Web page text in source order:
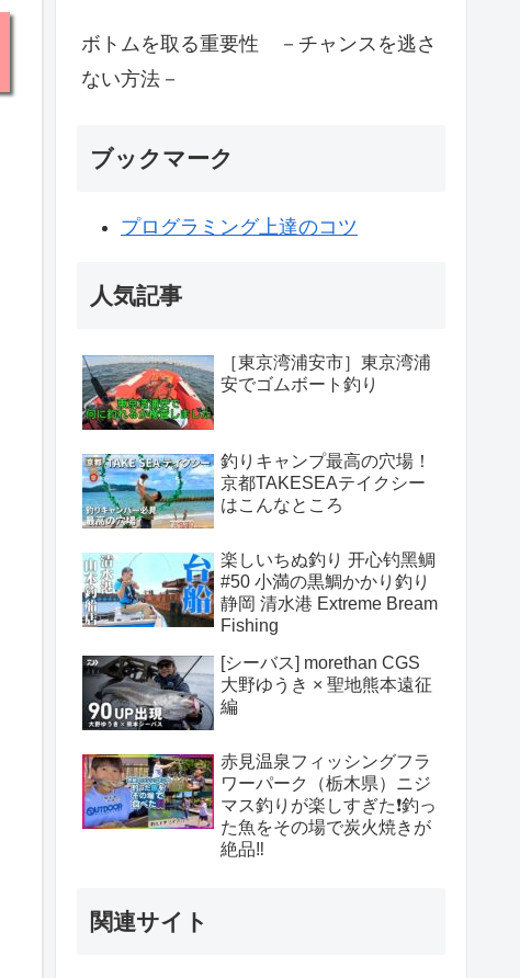
ボトムを取る重要性 －チャンスを逃さ
ない方法－
ブックマーク
プログラミング上達のコツ
人気記事
［東京湾浦安市］東京湾浦
安でゴムボート釣り
釣りキャンプ最高の穴場！
京都TAKESEAテイクシー
はこんなところ
楽しいちぬ釣り 开心钓黑鲷
#50 小満の黒鯛かかり釣り
静岡 清水港 Extreme Bream
Fishing
[シーバス] morethan CGS
大野ゆうき × 聖地熊本遠征
編
赤見温泉フィッシングフラ
ワーパーク（栃木県）ニジ
マス釣りが楽しすぎた❗️釣っ
た魚をその場で炭火焼きが
絶品‼️
関連サイト